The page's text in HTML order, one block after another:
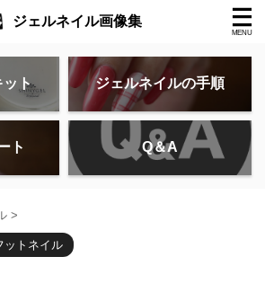
ジェルネイル画像集
ット ジェルネイルの手順
ト Q＆A
>
ットネイル